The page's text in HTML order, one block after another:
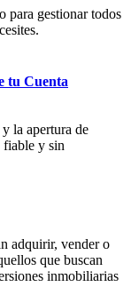
para gestionar todos
tu Cuenta
la apertura de
fiable y sin
adquirir, vender o
que buscan
inmobiliarias